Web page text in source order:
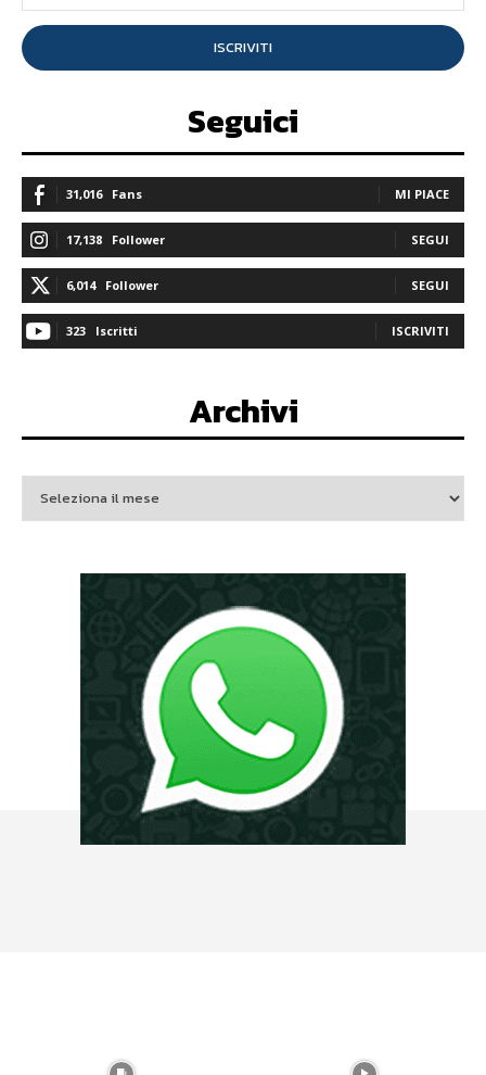
ISCRIVITI
Seguici
31,016 Fans MI PIACE
17,138 Follower SEGUI
6,014 Follower SEGUI
323 Iscritti ISCRIVITI
Archivi